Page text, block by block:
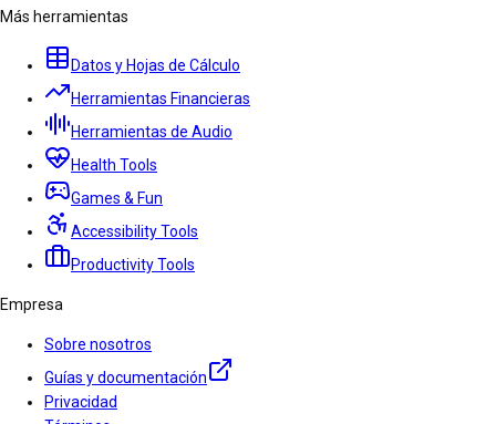
Más herramientas
Datos y Hojas de Cálculo
Herramientas Financieras
Herramientas de Audio
Health Tools
Games & Fun
Accessibility Tools
Productivity Tools
Empresa
Sobre nosotros
Guías y documentación
Privacidad